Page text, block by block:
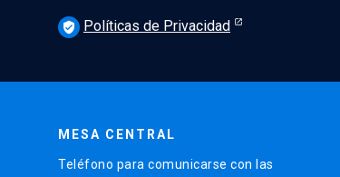
verified_user Políticas de Privacidad
MESA CENTRAL
Teléfono para comunicarse con las